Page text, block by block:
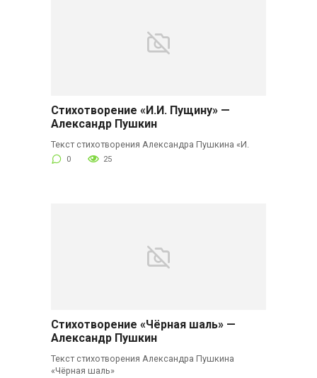
Стихотворение «И.И. Пущину» —
Александр Пушкин
Текст стихотворения Александра Пушкина «И.
0 25
Стихотворение «Чёрная шаль» —
Александр Пушкин
Текст стихотворения Александра Пушкина
«Чёрная шаль»